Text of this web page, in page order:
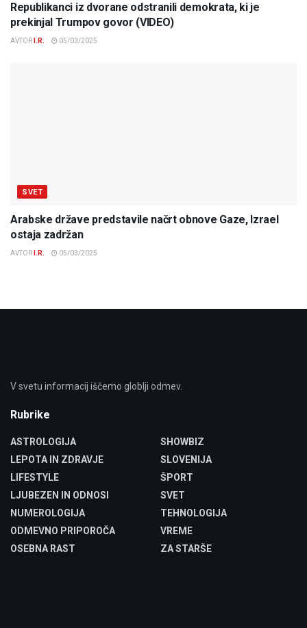
Republikanci iz dvorane odstranili demokrata, ki je
prekinjal Trumpov govor (VIDEO)
AVTOR I.R. 05/03/2025
SVET
Arabske države predstavile načrt obnove Gaze, Izrael
ostaja zadržan
AVTOR I.R. 05/03/2025
V svetu informacij iščemo globlji odmev.
Rubrike
ASTROLOGIJA
LEPOTA IN ZDRAVJE
LIFESTYLE
LJUBEZEN IN ODNOSI
NUMEROLOGIJA
ODMEVNO PRIPOROČA
OSEBNA RAST
SHOWBIZ
SLOVENIJA
ŠPORT
SVET
TEHNOLOGIJA
VREME
ZA STARŠE